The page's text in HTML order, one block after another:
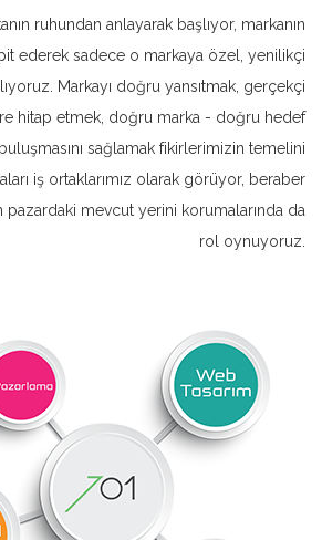
ruhundan anlayarak başlıyor, markanın
ederek sadece o markaya özel, yenilikçi
Markayı doğru yansıtmak, gerçekçi
hitap etmek, doğru marka - doğru hedef
sağlamak fikirlerimizin temelini
iş ortaklarımız olarak görüyor, beraber
pazardaki mevcut yerini korumalarında da
rol oynuyoruz.